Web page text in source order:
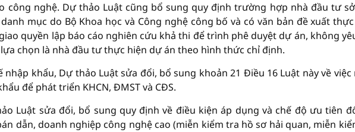
công nghệ. Dự thảo Luật cũng bổ sung quy định trường hợp nhà đầu tư
mục do Bộ Khoa học và Công nghệ công bố và có văn bản đề xuất
quyền lập báo cáo nghiên cứu khả thi để trình phê duyệt dự án, không
chọn là nhà đầu tư thực hiện dự án theo hình thức chỉ định.
nhập khẩu, Dự thảo Luật sửa đổi, bổ sung khoản 21 Điều 16 Luật này về việc
để phát triển KHCN, ĐMST và CĐS.
Luật sửa đổi, bổ sung quy định về điều kiện áp dụng và chế độ ưu tiên
dẫn, doanh nghiệp công nghệ cao (miễn kiểm tra hồ sơ hải quan, miễn